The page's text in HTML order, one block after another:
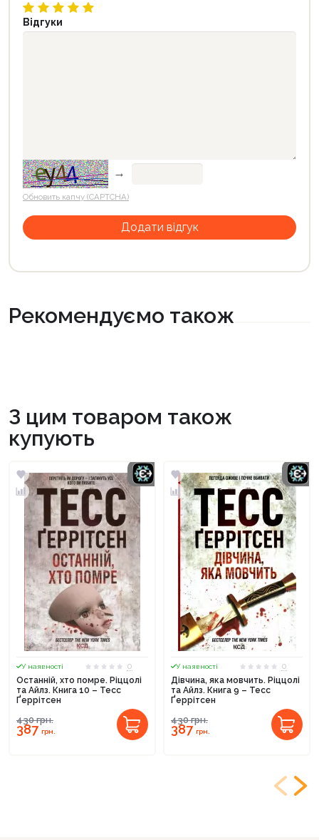
Відгуки
→
Обновить капчу (CAPTCHA)
Рекомендуємо також
З цим товаром також
купують
У наявності
0
Останній, хто помре. Ріццолі
та Айлз. Книга 10 – Тесс
Ґеррітсен
430грн.
387грн.
У наявності
0
Дівчина, яка мовчить. Ріццолі
та Айлз. Книга 9 – Тесс
Ґеррітсен
430грн.
387грн.